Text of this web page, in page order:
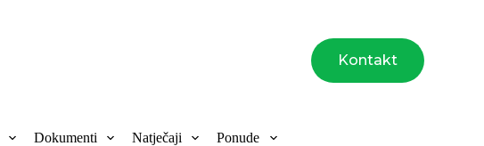
Kontakt
Dokumenti Natječaji Ponude